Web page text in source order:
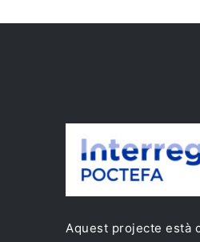
Aquest projecte està